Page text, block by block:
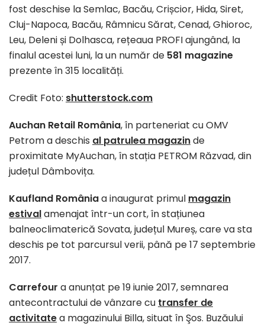
fost deschise la Semlac, Bacău, Crișcior, Hida, Siret,
Cluj-Napoca, Bacău, Râmnicu Sărat, Cenad, Ghioroc,
Leu, Deleni și Dolhasca, rețeaua PROFI ajungând, la
finalul acestei luni, la un număr de 581 magazine
prezente în 315 localități.
Credit Foto: shutterstock.com
Auchan Retail România, în parteneriat cu OMV
Petrom a deschis al patrulea magazinde
proximitate MyAuchan, în stația PETROM Răzvad, din
județul Dâmbovița.
Kaufland Româniaa inaugurat primul magazin
estivalamenajat într-un cort, în stațiunea
balneoclimaterică Sovata, județul Mureș, care va sta
deschis pe tot parcursul verii, până pe 17 septembrie
2017.
Carrefour a anunțat pe 19 iunie 2017, semnarea
antecontractului de vânzare cu transfer de
activitatea magazinului Billa, situat în Şos. Buzăului